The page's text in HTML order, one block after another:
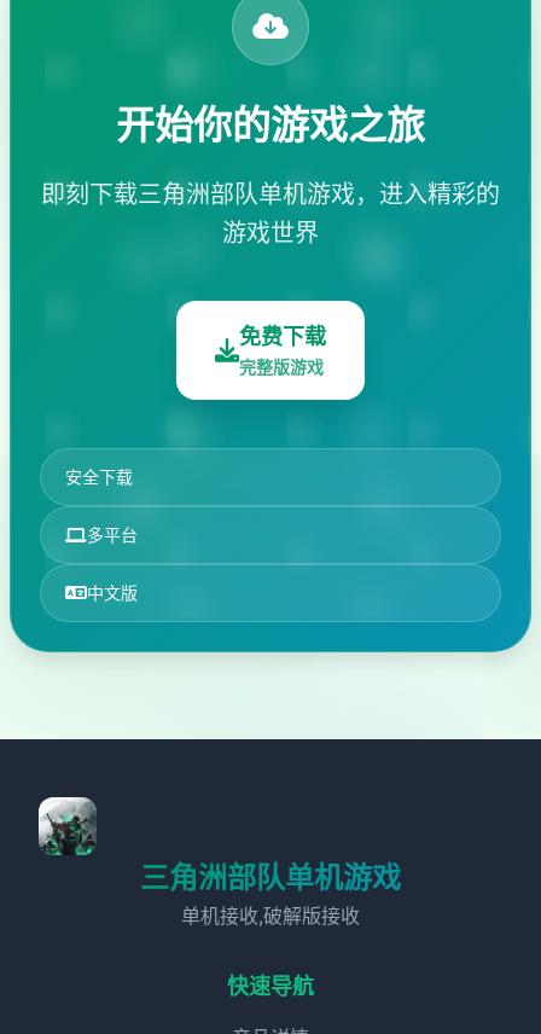
开始你的游戏之旅
即刻下载三角洲部队单机游戏，进入精彩的
游戏世界
免费下载
完整版游戏
安全下载
多平台
中文版
三角洲部队单机游戏
单机接收,破解版接收
快速导航